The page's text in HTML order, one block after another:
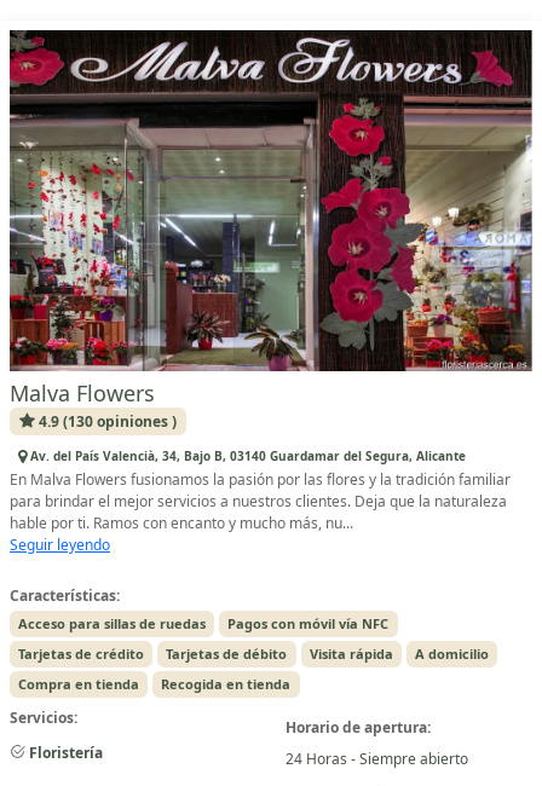
Malva Flowers
4.9 (130 opiniones )
Av. del País Valencià, 34, Bajo B, 03140 Guardamar del Segura, Alicante
En Malva Flowers fusionamos la pasión por las flores y la tradición familiar
para brindar el mejor servicios a nuestros clientes. Deja que la naturaleza
hable por ti. Ramos con encanto y mucho más, nu...
Seguir leyendo
Características:
Acceso para sillas de ruedas
Pagos con móvil vía NFC
Tarjetas de crédito
Tarjetas de débito Visita rápida
A domicilio
Compra en tienda
Recogida en tienda
Servicios:
Floristería
Horario de apertura:
24 Horas - Siempre abierto